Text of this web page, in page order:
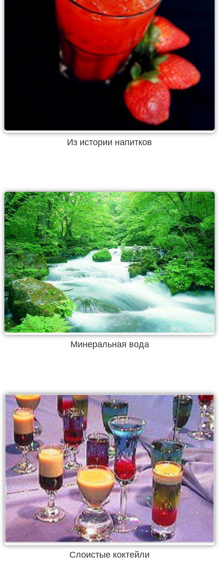
Из истории напитков
Минеральная вода
Слоистые коктейли